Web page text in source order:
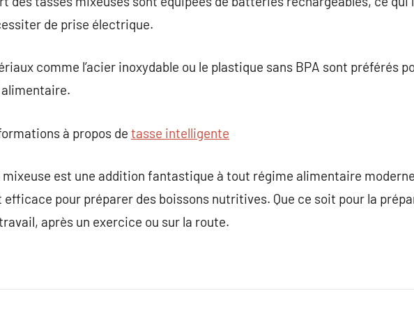
de prise électrique.
comme l’acier inoxydable ou le plastique sans BPA sont préférés
à propos de tasse intelligente
mixeuse est une addition fantastique à tout régime alimentaire
efficace pour préparer des boissons nutritives. Que ce soit pour la
après un exercice ou sur la route.